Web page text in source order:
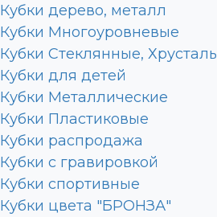
Кубки дерево, металл
Кубки Многоуровневые
Кубки Стеклянные, Хрусталь
Кубки для детей
Кубки Металлические
Кубки Пластиковые
Кубки распродажа
Кубки с гравировкой
Кубки спортивные
Кубки цвета "БРОНЗА"